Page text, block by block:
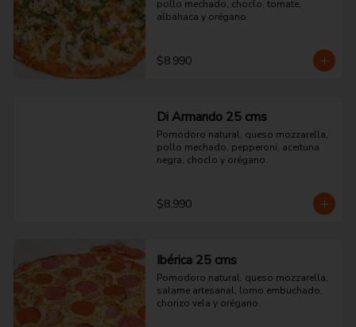
pollo mechado, choclo, tomate,
albahaca y orégano.
$8.990
Di Armando 25 cms
Pomodoro natural, queso mozzarella,
pollo mechado, pepperoni, aceituna
negra, choclo y orégano.
$8.990
Ibérica 25 cms
Pomodoro natural, queso mozzarella,
salame artesanal, lomo embuchado,
chorizo vela y orégano.